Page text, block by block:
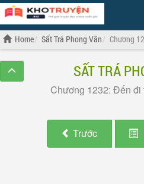
Home Sất Trá Phong Vân Chương
SẤT TRÁ
Chương 1232: Đến đi
Trước